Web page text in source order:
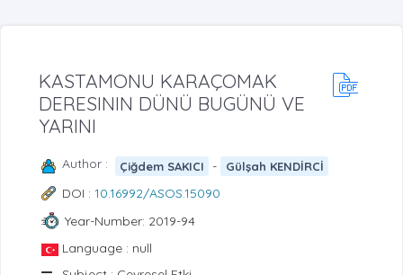
KASTAMONU KARAÇOMAK
DERESININ DÜNÜ BUGÜNÜ VE
YARINI
Author : Çiğdem SAKICI - Gülşah KENDİRCİ
DOI : 10.16992/ASOS.15090
Year-Number: 2019-94
Language : null